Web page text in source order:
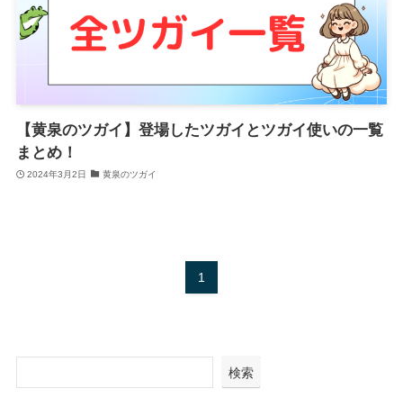
【黄泉のツガイ】登場したツガイとツガイ使いの一覧
まとめ！
2024年3月2日 黄泉のツガイ
1
検索